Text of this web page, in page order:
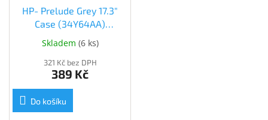
HP- Prelude Grey 17.3"
Case (34Y64AA)
(34Y64AA)
Skladem (6 ks)
321 Kč bez DPH
389 Kč
Do košíku